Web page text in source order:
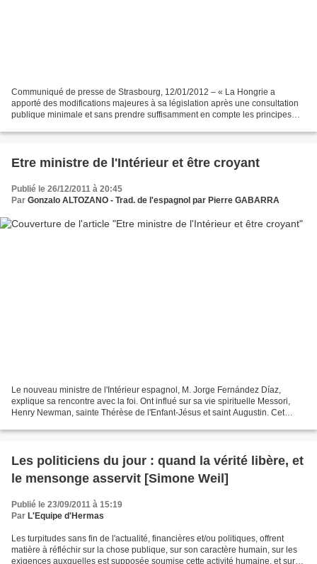
Communiqué de presse de Strasbourg, 12/01/2012 – « La Hongrie a
apporté des modifications majeures à sa législation après une consultation
publique minimale et sans prendre suffisamment en compte les principes
Etre ministre de l'Intérieur et être croyant
Publié le 26/12/2011 à 20:45
Par Gonzalo ALTOZANO - Trad. de l'espagnol par Pierre GABARRA
Le nouveau ministre de l'Intérieur espagnol, M. Jorge Fernández Díaz,
explique sa rencontre avec la foi. Ont influé sur sa vie spirituelle Messori,
Henry Newman, sainte Thérèse de l'Enfant-Jésus et saint Augustin. Cet
Les politiciens du jour : quand la vérité libère, et
le mensonge asservit [Simone Weil]
Publié le 23/09/2011 à 15:19
Par L'Equipe d'Hermas
Les turpitudes sans fin de l'actualité, financières et/ou politiques, offrent
matière à réfléchir sur la chose publique, sur son caractère humain, sur les
exigences auxquelles est supposée soumise cette activité humaine, et sur